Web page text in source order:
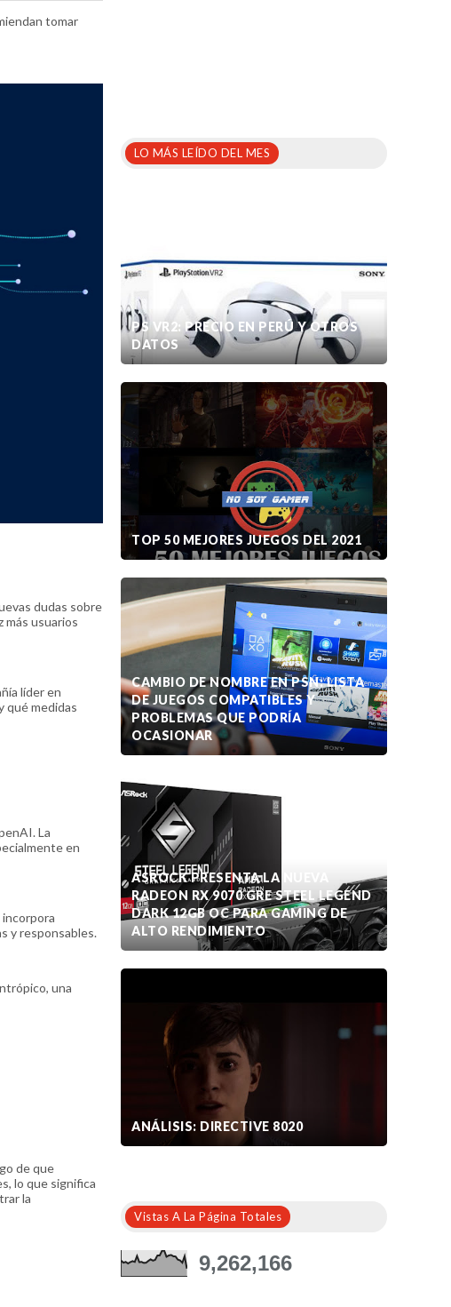
tomar
dudas sobre
más usuarios
líder en
qué medidas
La
en
y responsables.
una
de que
lo que significa
la
LO MÁS LEÍDO DEL MES
PS VR2: PRECIO EN PERÚ Y OTROS
DATOS
TOP 50 MEJORES JUEGOS DEL 2021
CAMBIO DE NOMBRE EN PSN: LISTA
DE JUEGOS COMPATIBLES Y
PROBLEMAS QUE PODRÍA
OCASIONAR
ASROCK PRESENTA LA NUEVA
RADEON RX 9070 GRE STEEL LEGEND
DARK 12GB OC PARA GAMING DE
ALTO RENDIMIENTO
ANÁLISIS: DIRECTIVE 8020
Vistas A La Página Totales
9,262,166